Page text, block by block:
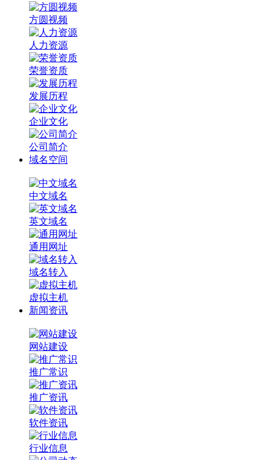
方圆视频
人力资源
荣誉资质
发展历程
企业文化
公司简介
域名空间
中文域名
英文域名
通用网址
域名转入
虚拟主机
新闻资讯
网站建设
推广常识
推广资讯
软件资讯
行业信息